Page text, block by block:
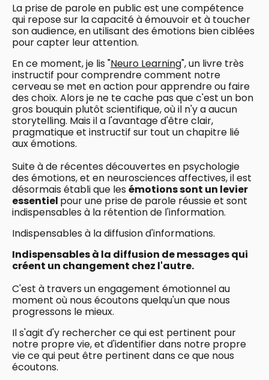
La prise de parole en public est une compétence
qui repose sur la capacité à émouvoir et à toucher
son audience, en utilisant des émotions bien ciblées
pour capter leur attention.
En ce moment, je lis "Neuro Learning", un livre très
instructif pour comprendre comment notre
cerveau se met en action pour apprendre ou faire
des choix. Alors je ne te cache pas que c'est un bon
gros bouquin plutôt scientifique, où il n'y a aucun
storytelling. Mais il a l'avantage d'être clair,
pragmatique et instructif sur tout un chapitre lié
aux émotions.
Suite à de récentes découvertes en psychologie
des émotions, et en neurosciences affectives, il est
désormais établi que lesémotions sont un levier
essentiel pour une prise de parole réussie et sont
indispensables à la rétention de l'information.
Indispensables à la diffusion d'informations.
Indispensables à la diffusion de messages qui
créent un changement chez l'autre.
C'est à travers un engagement émotionnel au
moment où nous écoutons quelqu'un que nous
progressons le mieux.
Il s'agit d'y rechercher ce qui est pertinent pour
notre propre vie, et d'identifier dans notre propre
vie ce qui peut être pertinent dans ce que nous
écoutons.